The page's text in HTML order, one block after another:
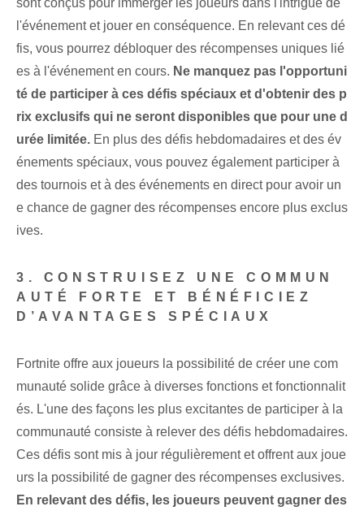
sont conçus pour immerger les joueurs dans l'intrigue de
l'événement et jouer en conséquence. ⁢En relevant ces dé
fis, vous pourrez débloquer des récompenses uniques ⁤lié
es à l'événement en cours. Ne manquez pas l'opportuni
té de participer à ces défis spéciaux et d'obtenir des p
rix exclusifs qui ne seront disponibles que pour une d
urée limitée. En plus des défis hebdomadaires et des év
énements spéciaux, vous pouvez également participer à
des tournois et à des événements en direct pour avoir un
e chance de gagner des récompenses encore plus exclus
ives.
3. CONSTRUISEZ UNE COMMUN
AUTÉ FORTE ET BÉNÉFICIEZ
D’AVANTAGES SPÉCIAUX
Fortnite offre aux joueurs la possibilité de créer une com
munauté solide grâce à diverses fonctions et fonctionnalit
és. L'une des façons les plus excitantes de participer à la
communauté consiste à relever des défis hebdomadaires.
Ces défis sont mis à jour régulièrement et offrent aux joue
urs la possibilité de gagner des récompenses exclusives. ‍
En relevant des défis, les joueurs peuvent gagner des